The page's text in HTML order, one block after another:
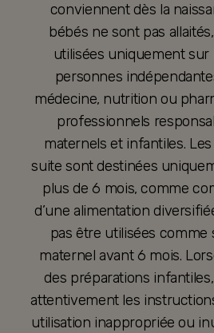
conviennent dès la
bébés ne sont pas
utilisées uniquement sur
personnes
médecine, nutrition ou
professionnels
maternels et infantiles.
suite sont destinées
plus de 6 mois, comme
d’une alimentation
pas être utilisées comme
maternel avant 6 mois.
des préparations
attentivement les
utilisation inappropriée ou